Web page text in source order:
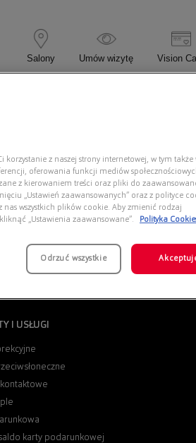
Salony Umów wizytę Vision
I USŁUGI
karty podarunkowej
z naszej strony internetowej, w tym także
oferowania funkcji mediów
z kierowaniem treści oraz pliki do
„Ustawień zaawansowanych” oraz z polityce
nas wszystkich plików cookie. Aby zmienić rodzaj
„Ustawienia zaawansowane”.
Polityka
Odrzuć wszystkie